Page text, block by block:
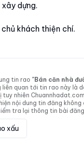
xây dựng.
chủ khách thiện chí.
tin rao "Bán căn nhà
liên quan tới tin rao này là
tuy nhiên
nội dung tin đăng
tra lại thông tin bài
xấu